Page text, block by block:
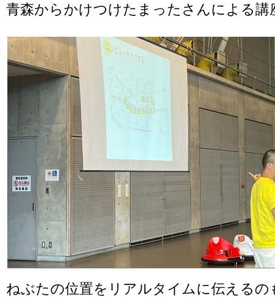
青森からかけつけたまったさんによる講
ねぶたの位置をリアルタイムに伝えるの